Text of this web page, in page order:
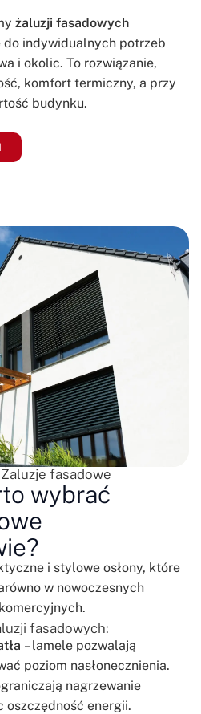
żaluzji fasadowych
do indywidualnych potrzeb
i okolic. To rozwiązanie,
komfort termiczny, a przy
budynku.
fasadowe
wybrać
i stylowe osłony, które
w nowoczesnych
fasadowych:
– lamele pozwalają
poziom nasłonecznienia.
nagrzewanie
oszczędność energii.